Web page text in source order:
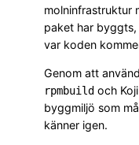
molninfrastruktur
paket har
var koden
Genom att
rpmbuild och
byggmiljö som
känner igen.